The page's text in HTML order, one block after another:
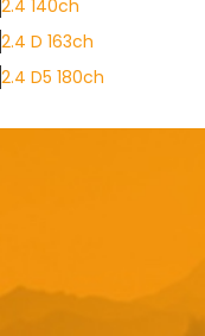
2.4 140ch
2.4 D 163ch
2.4 D5 180ch